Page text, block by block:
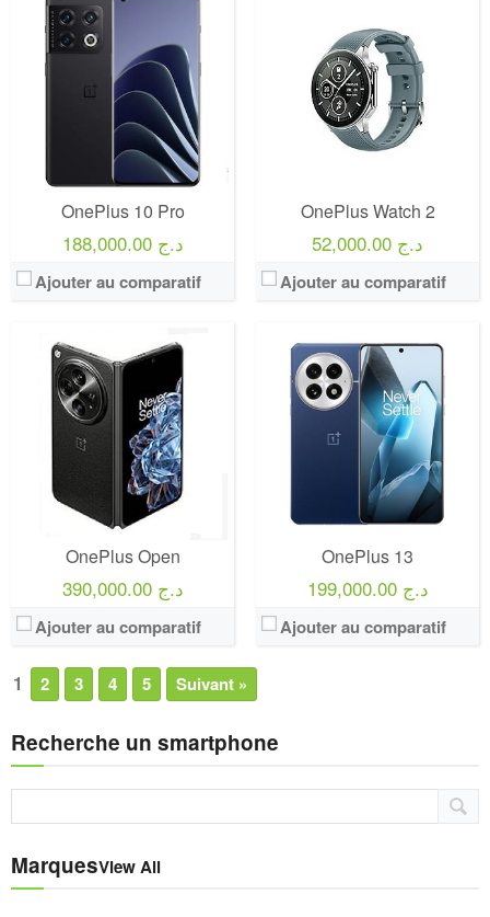
OnePlus 10 Pro
188,000.00 د.ج
Ajouter au comparatif
OnePlus Watch 2
52,000.00 د.ج
Ajouter au comparatif
OnePlus Open
390,000.00 د.ج
Ajouter au comparatif
OnePlus 13
199,000.00 د.ج
Ajouter au comparatif
1 2 3 4 5 Suivant »
Recherche un smartphone
MarquesView All